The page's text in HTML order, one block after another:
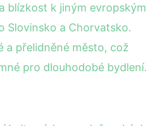
blízkost k jiným evropským
Slovinsko a Chorvatsko.
a přelidněné město, což
pro dlouhodobé bydlení.